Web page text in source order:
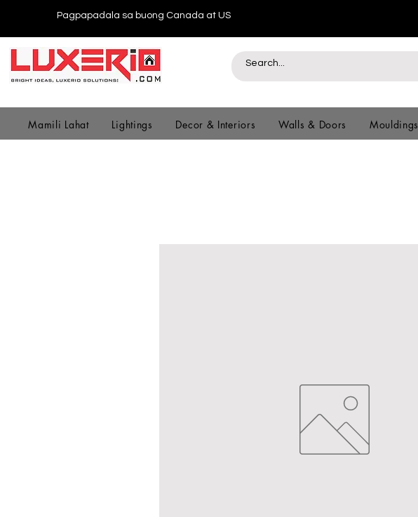
Pagpapadala sa buong Canada at US
Mamili Lahat Lightings Decor & Interiors Walls & Doors Mouldings